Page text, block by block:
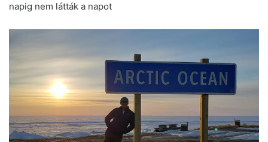
napig nem látták a napot